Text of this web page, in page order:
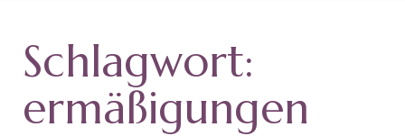
Schlagwort:
ermäßigungen